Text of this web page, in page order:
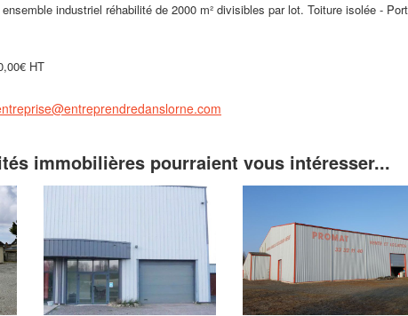
industriel réhabilité de 2000 m² divisibles par lot. Toiture isolée -
HT
immobilières pourraient vous intéresser...